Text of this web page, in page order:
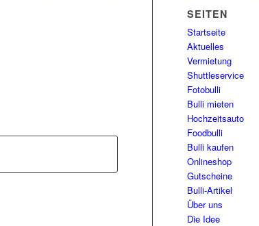
SEITEN
Startseite
Aktuelles
Vermietung
Shuttleservice
Fotobulli
Bulli mieten
Hochzeitsauto
Foodbulli
Bulli kaufen
Onlineshop
Gutscheine
Bulli-Artikel
Über uns
Die Idee